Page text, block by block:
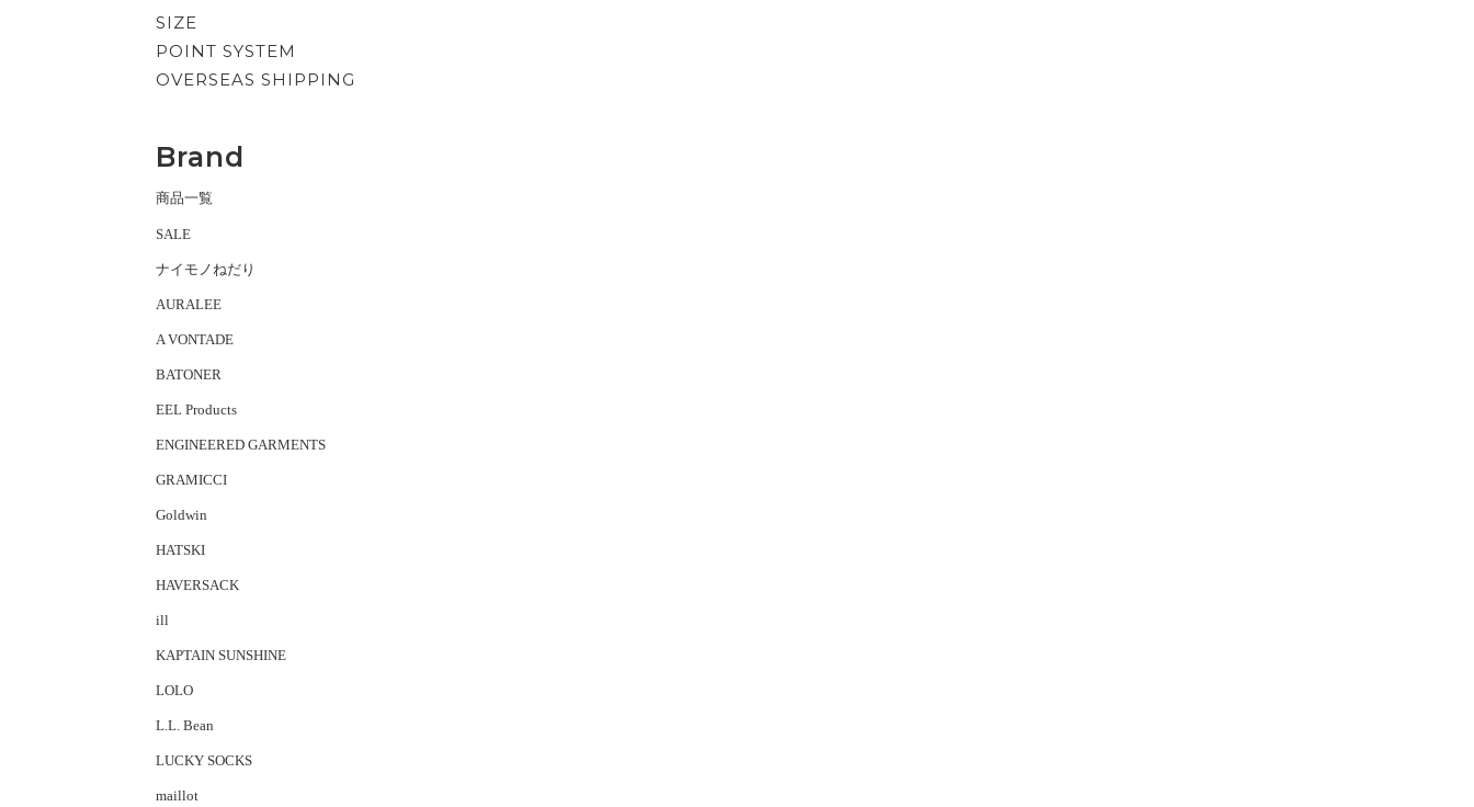
SIZE
POINT SYSTEM
OVERSEAS SHIPPING
Brand
商品一覧
SALE
ナイモノねだり
AURALEE
A VONTADE
BATONER
EEL Products
ENGINEERED GARMENTS
GRAMICCI
Goldwin
HATSKI
HAVERSACK
ill
KAPTAIN SUNSHINE
LOLO
L.L. Bean
LUCKY SOCKS
maillot